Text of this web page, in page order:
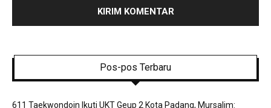
Pos-pos Terbaru
611 Taekwondoin Ikuti UKT Geup 2 Kota Padang, Mursalim: